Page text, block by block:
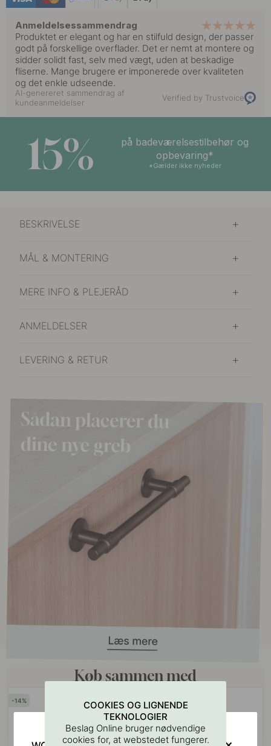
Anmeldelsessammendrag
Produktet er elegant og har en stilfuld design, der passer
godt på forskellige overflader. Det er nemt at montere og
sidder solidt fast, selv med vægt, uden at beskadige
fliserne. Mange brugere er imponerede over kvaliteten
og det enkle udseende.
AI-genereret sammendrag af
kundeanmeldelser
Verified by Trustvoice
15%
på badeværelsestilbehør og
opbevaring*
*Gælder ikke nyheder
BESKRIVELSE
MÅL & MONTERING
MERE INFO & PLEJERÅD
ANMELDELSER
LEVERING & RETUR
Køb sammen med
14
20
POPULAR
COOKIES OG LIGNENDE
TEKNOLOGIER
Beslag Online bruger nødvendige
cookies for, at webstedet fungerer.